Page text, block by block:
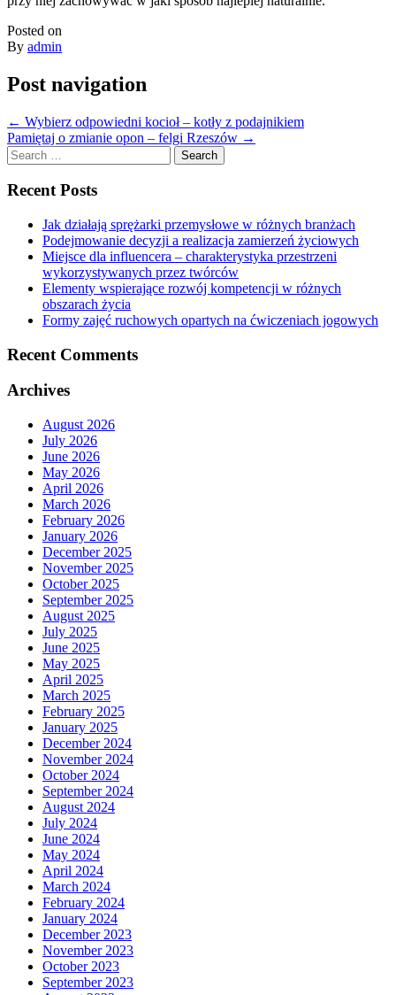
Posted on
By admin
Post navigation
← Wybierz odpowiedni kocioł – kotły z podajnikiem
Pamiętaj o zmianie opon – felgi Rzeszów →
Search
for:
Recent Posts
Jak działają sprężarki przemysłowe w różnych branżach
Podejmowanie decyzji a realizacja zamierzeń życiowych
Miejsce dla influencera – charakterystyka przestrzeni
wykorzystywanych przez twórców
Elementy wspierające rozwój kompetencji w różnych
obszarach życia
Formy zajęć ruchowych opartych na ćwiczeniach jogowych
Recent Comments
Archives
August 2026
July 2026
June 2026
May 2026
April 2026
March 2026
February 2026
January 2026
December 2025
November 2025
October 2025
September 2025
August 2025
July 2025
June 2025
May 2025
April 2025
March 2025
February 2025
January 2025
December 2024
November 2024
October 2024
September 2024
August 2024
July 2024
June 2024
May 2024
April 2024
March 2024
February 2024
January 2024
December 2023
November 2023
October 2023
September 2023